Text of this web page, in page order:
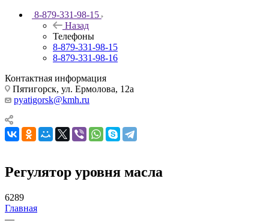
8-879-331-98-15
Назад
Телефоны
8-879-331-98-15
8-879-331-98-16
Контактная информация
Пятигорск, ул. Ермолова, 12а
pyatigorsk@kmh.ru
Регулятор уровня масла
6289
Главная
—